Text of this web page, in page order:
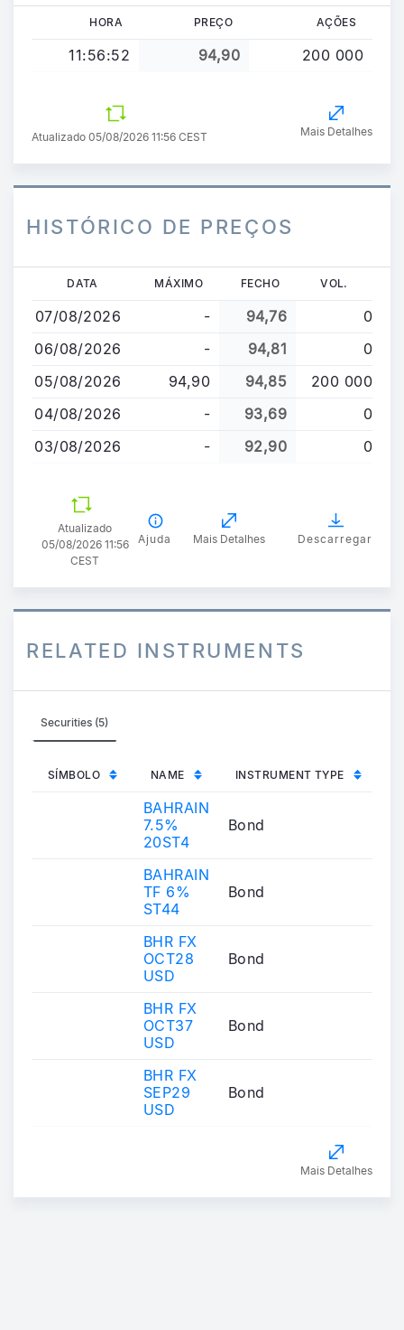
HORA PREÇO AÇÕES
11:56:52 94,90 200 000
Atualizado 05/08/2026 11:56 CEST Mais Detalhes
HISTÓRICO DE PREÇOS
Passar
o
conteúdo
DATA MÁXIMO FECHO VOL.
07/08/2026 - 94,76
0
06/08/2026
- 94,81
0
05/08/2026
94,90 94,85
200 000
04/08/2026
- 93,69
0
03/08/2026
- 92,90 0
Atualizado
05/08/2026 11:56
CEST
Ajuda Mais Detalhes Descarregar
RELATED INSTRUMENTS
Securities (5)
SÍMBOLO NAME INSTRUMENT TYPE
BAHRAIN
7.5%
20ST4
Bond
BAHRAIN
TF 6%
ST44
Bond
BHR FX
OCT28
USD
Bond
BHR FX
OCT37
USD
Bond
BHR FX
SEP29
USD
Bond
Mais Detalhes